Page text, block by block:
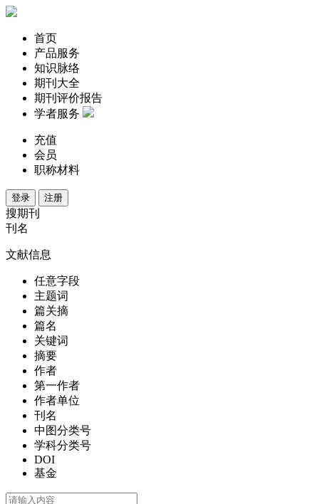
首页
产品服务
知识脉络
期刊大全
期刊评价报告
学者服务
充值
会员
职称材料
登录 注册
搜期刊
刊名
文献信息
任意字段
主题词
篇关摘
篇名
关键词
摘要
作者
第一作者
作者单位
刊名
中图分类号
学科分类号
DOI
基金